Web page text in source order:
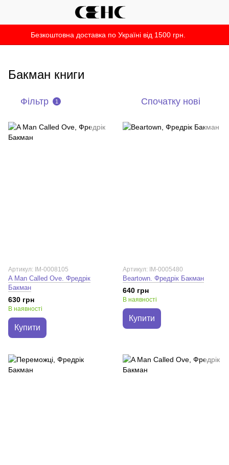
Безкоштовна доставка по Україні від 1500 грн.
Бакман книги
Фільтр 1 Спочатку нові
Артикул: IM-0008105
A Man Called Ove. Фредрік
Бакман
630 грн
В наявності
Купити
Артикул: IM-0005480
Beartown. Фредрік Бакман
640 грн
В наявності
Купити